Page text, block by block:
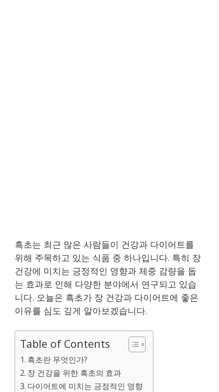
흑초는 최근 많은 사람들이 건강과 다이어트를
위해 주목하고 있는 식품 중 하나입니다. 특히 장
건강에 미치는 긍정적인 영향과 체중 감량을 돕
는 효과로 인해 다양한 분야에서 연구되고 있습
니다. 오늘은 흑초가 장 건강과 다이어트에 좋은
이유를 심도 깊게 알아보겠습니다.
Table of Contents
흑초란 무엇인가?
장 건강을 위한 흑초의 효과
다이어트에 미치는 긍정적인 영향